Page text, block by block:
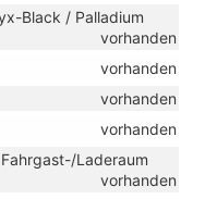
Black / Palladium
vorhanden
vorhanden
vorhanden
vorhanden
Laderaum
vorhanden